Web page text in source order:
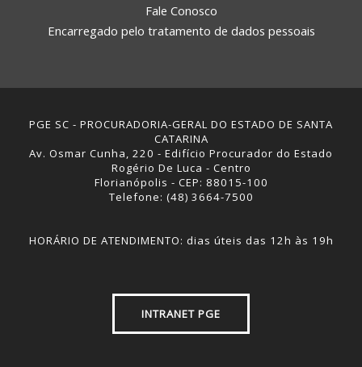
Fale Conosco
Encarregado pelo tratamento de dados pessoais
PGE SC - PROCURADORIA-GERAL DO ESTADO DE SANTA
CATARINA
Av. Osmar Cunha, 220 - Edifício Procurador do Estado
Rogério De Luca - Centro
Florianópolis - CEP: 88015-100
Telefone: (48) 3664-7500
HORÁRIO DE ATENDIMENTO: dias úteis das 12h às 19h
INTRANET PGE